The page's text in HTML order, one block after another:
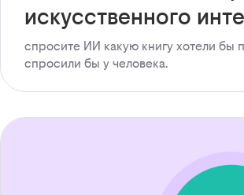
искусственного
спросите ИИ какую книгу хотели бы
спросили бы у человека.